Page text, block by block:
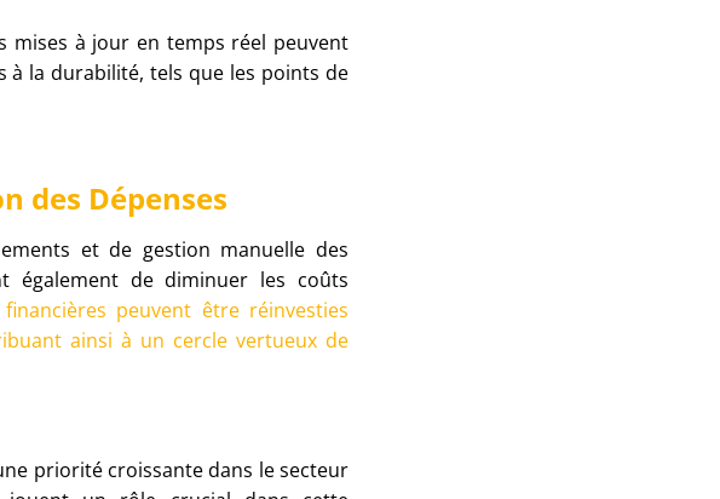
mises à jour en temps réel peuvent
à la durabilité, tels que les points de
des Dépenses
et de gestion manuelle des
également de diminuer les coûts
financières peuvent être réinvesties
ainsi à un cercle vertueux de
priorité croissante dans le secteur